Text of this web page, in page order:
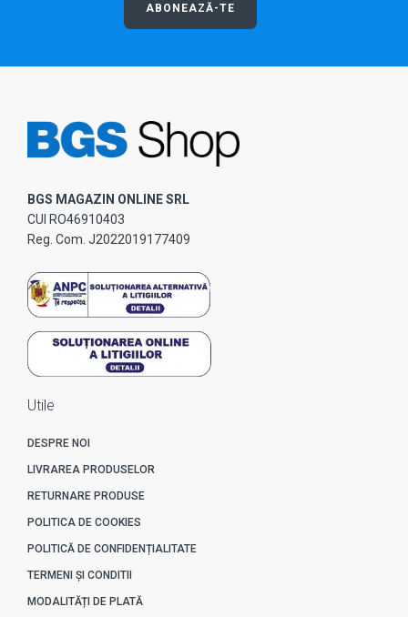
ABONEAZĂ-TE
BGS MAGAZIN ONLINE SRL
CUI RO46910403
Reg. Com. J2022019177409
Utile
DESPRE NOI
LIVRAREA PRODUSELOR
RETURNARE PRODUSE
POLITICA DE COOKIES
POLITICĂ DE CONFIDENȚIALITATE
TERMENI ȘI CONDITII
MODALITĂȚI DE PLATĂ